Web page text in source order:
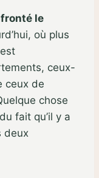
le
où plus
ceux-
ceux de
chose
fait qu’il y a
deux